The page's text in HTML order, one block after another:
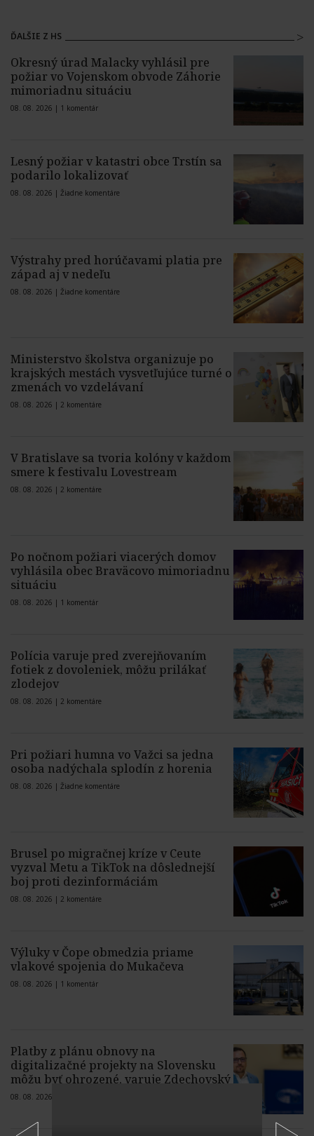
ĎALŠIE Z HS
Okresný úrad Malacky vyhlásil pre
požiar vo Vojenskom obvode Záhorie
mimoriadnu situáciu
08. 08. 2026 | 1 komentár
Lesný požiar v katastri obce Trstín sa
podarilo lokalizovať
08. 08. 2026 | Žiadne komentáre
Výstrahy pred horúčavami platia pre
západ aj v nedeľu
08. 08. 2026 | Žiadne komentáre
Ministerstvo školstva organizuje po
krajských mestách vysvetľujúce turné o
zmenách vo vzdelávaní
08. 08. 2026 | 2 komentáre
V Bratislave sa tvoria kolóny v každom
smere k festivalu Lovestream
08. 08. 2026 | 2 komentáre
Po nočnom požiari viacerých domov
vyhlásila obec Braväcovo mimoriadnu
situáciu
08. 08. 2026 | 1 komentár
Polícia varuje pred zverejňovaním
fotiek z dovoleniek, môžu prilákať
zlodejov
08. 08. 2026 | 2 komentáre
Pri požiari humna vo Važci sa jedna
osoba nadýchala splodín z horenia
08. 08. 2026 | Žiadne komentáre
Brusel po migračnej kríze v Ceute
vyzval Metu a TikTok na dôslednejší
boj proti dezinformáciám
08. 08. 2026 | 2 komentáre
Výluky v Čope obmedzia priame
vlakové spojenia do Mukačeva
08. 08. 2026 | 1 komentár
Platby z plánu obnovy na
digitalizačné projekty na Slovensku
môžu byť ohrozené, varuje Zdechovský
08. 08. 2026 |